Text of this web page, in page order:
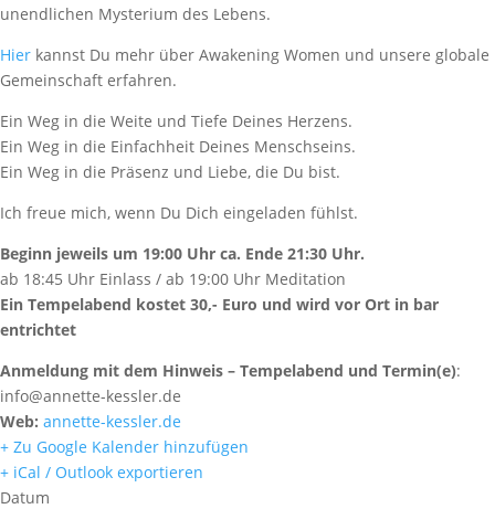
unendlichen Mysterium des Lebens.
Hier kannst Du mehr über Awakening Women und unsere globale
Gemeinschaft erfahren.
Ein Weg in die Weite und Tiefe Deines Herzens.
Ein Weg in die Einfachheit Deines Menschseins.
Ein Weg in die Präsenz und Liebe, die Du bist.
Ich freue mich, wenn Du Dich eingeladen fühlst.
Beginn jeweils um 19:00 Uhr ca. Ende 21:30 Uhr.
ab 18:45 Uhr Einlass / ab 19:00 Uhr Meditation
Ein Tempelabend kostet 30,- Euro und wird vor Ort in bar
entrichtet
Anmeldung mit dem Hinweis – Tempelabend und Termin(e):
info@annette-kessler.de
Web: annette-kessler.de
+ Zu Google Kalender hinzufügen
+ iCal / Outlook exportieren
Datum